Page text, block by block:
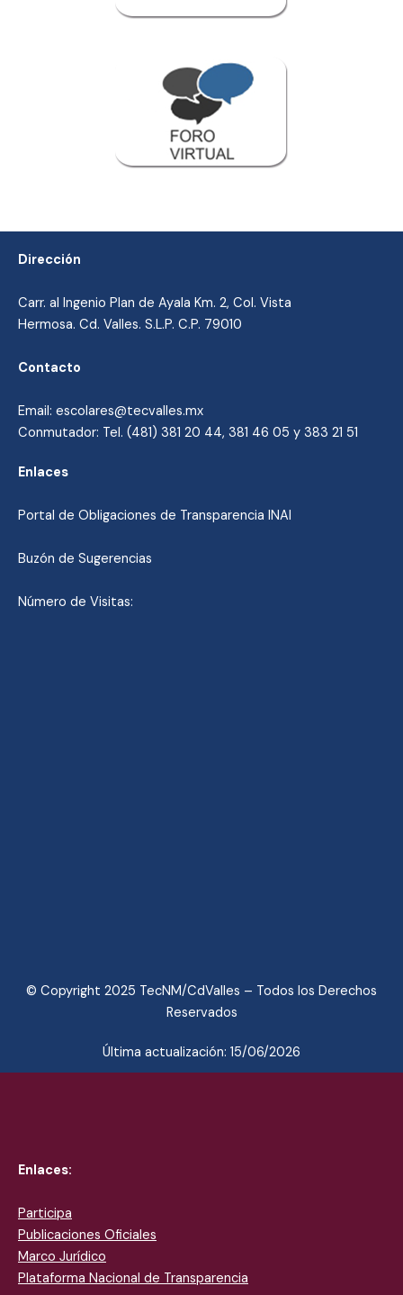
Dirección
Carr. al Ingenio Plan de Ayala Km. 2, Col. Vista
Hermosa. Cd. Valles. S.L.P. C.P. 79010
Contacto
Email: escolares@tecvalles.mx
Conmutador: Tel. (481) 381 20 44, 381 46 05 y 383 21 51
Enlaces
Portal de Obligaciones de Transparencia INAI
Buzón de Sugerencias
Número de Visitas:
© Copyright 2025 TecNM/CdValles – Todos los Derechos
Reservados
Última actualización: 15/06/2026
Enlaces:
Participa
Publicaciones Oficiales
Marco Jurídico
Plataforma Nacional de Transparencia